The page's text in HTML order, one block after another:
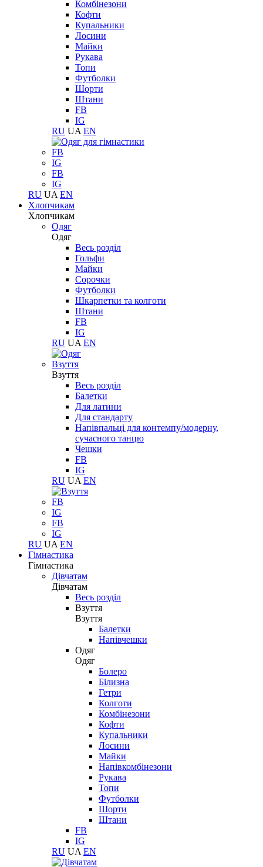
Комбінезони
Кофти
Купальники
Лосини
Майки
Рукава
Топи
Футболки
Шорти
Штани
FB
IG
RU UA EN
FB
IG
FB
IG
RU UA EN
Хлопчикам
Хлопчикам
Одяг
Одяг
Весь розділ
Гольфи
Майки
Сорочки
Футболки
Шкарпетки та колготи
Штани
FB
IG
RU UA EN
Взуття
Взуття
Весь розділ
Балетки
Для латини
Для стандарту
Напівпальці для контемпу/модерну,
сучасного танцю
Чешки
FB
IG
RU UA EN
FB
IG
FB
IG
RU UA EN
Гімнастика
Гімнастика
Дівчатам
Дівчатам
Весь розділ
Взуття
Взуття
Балетки
Напівчешки
Одяг
Одяг
Болеро
Білизна
Гетри
Колготи
Комбінезони
Кофти
Купальники
Лосини
Майки
Напівкомбінезони
Рукава
Топи
Футболки
Шорти
Штани
FB
IG
RU UA EN